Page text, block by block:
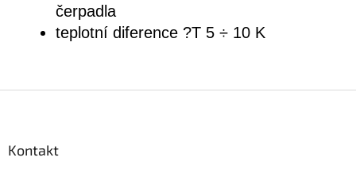
čerpadla
teplotní diference ?T 5 ÷ 10 K
Kontakt